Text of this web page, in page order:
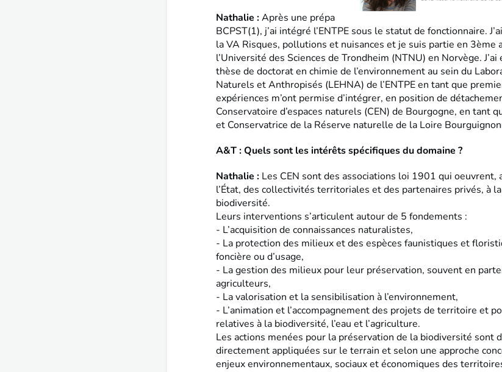
Nathalie :Après une prépa
BCPST(1), j’ai intégré l’ENTPE sous le statut de fonctionnaire.
la VA Risques, pollutions et nuisances et je suis partie en 3ème
l’Université des Sciences de Trondheim (NTNU) en Norvège.
thèse de doctorat en chimie de l’environnement au sein du
Naturels et Anthropisés (LEHNA) de l’ENTPE en tant que
expériences m’ont permise d’intégrer, en position de
Conservatoire d’espaces naturels (CEN) de Bourgogne, en tant
et Conservatrice de la Réserve naturelle de la Loire
A&T : Quels sont les intérêts spécifiques du domaine ?
Nathalie : Les CEN sont des associations loi 1901 qui oeuvrent,
l’État, des collectivités territoriales et des partenaires privés, à
biodiversité.
Leurs interventions s’articulent autour de 5 fondements :
- L’acquisition de connaissances naturalistes,
- La protection des milieux et des espèces faunistiques et
foncière ou d’usage,
- La gestion des milieux pour leur préservation, souvent en
agriculteurs,
- La valorisation et la sensibilisation à l’environnement,
- L’animation et l’accompagnement des projets de territoire et
relatives à la biodiversité, l’eau et l’agriculture.
Les actions menées pour la préservation de la biodiversité sont
directement appliquées sur le terrain et selon une approche
enjeux environnementaux, sociaux et économiques des